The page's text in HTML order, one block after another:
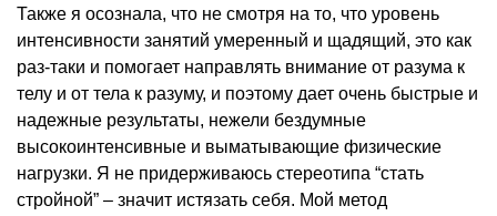
Также я осознала, что не смотря на то, что уровень
интенсивности занятий умеренный и щадящий, это как
раз-таки и помогает направлять внимание от разума к
телу и от тела к разуму, и поэтому дает очень быстрые и
надежные результаты, нежели бездумные
высокоинтенсивные и выматывающие физические
нагрузки. Я не придерживаюсь стереотипа “стать
стройной” – значит истязать себя. Мой метод